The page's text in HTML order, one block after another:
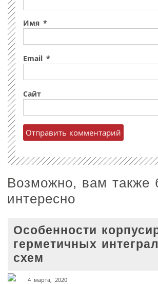
Имя *
Email *
Сайт
Возможно, вам также
интересно
Особенности
герметичных
схем
4 марта, 2020